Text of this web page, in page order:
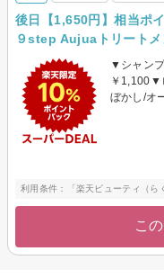
後日【1,650円】相当ポ
９step Aujuaトリートメ
▼シャン
￥1,100▼
ぼかし/オ
利用条件：「楽天ビューティ（ら
こ